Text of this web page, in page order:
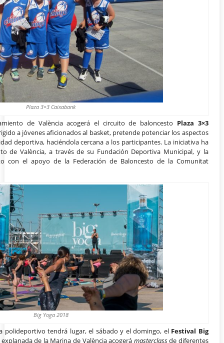
Plaza 3×3 Caixabank
de València acogerá el circuito de baloncesto Plaza 3×3
a jóvenes aficionados al basket, pretende potenciar los aspectos
deportiva, haciéndola cercana a los participantes. La iniciativa ha
de València, a través de su Fundación Deportiva Municipal, y la
con el apoyo de la Federación de Baloncesto de la Comunitat
Big Yoga 2018
polideportivo tendrá lugar, el sábado y el domingo, el Festival Big
de la Marina de València acogerá masterclassde diferentes